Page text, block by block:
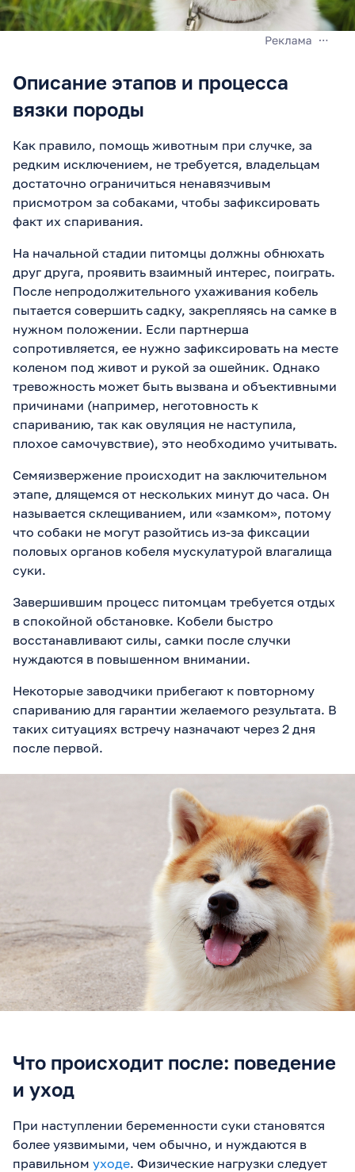
Описание этапов и процесса
вязки породы
Как правило, помощь животным при случке, за
редким исключением, не требуется, владельцам
достаточно ограничиться ненавязчивым
присмотром за собаками, чтобы зафиксировать
факт их спаривания.
На начальной стадии питомцы должны обнюхать
друг друга, проявить взаимный интерес, поиграть.
После непродолжительного ухаживания кобель
пытается совершить садку, закрепляясь на самке в
нужном положении. Если партнерша
сопротивляется, ее нужно зафиксировать на месте
коленом под живот и рукой за ошейник. Однако
тревожность может быть вызвана и объективными
причинами (например, неготовность к
спариванию, так как овуляция не наступила,
плохое самочувствие), это необходимо учитывать.
Семяизвержение происходит на заключительном
этапе, длящемся от нескольких минут до часа. Он
называется склещиванием, или «замком», потому
что собаки не могут разойтись из-за фиксации
половых органов кобеля мускулатурой влагалища
суки.
Завершившим процесс питомцам требуется отдых
в спокойной обстановке. Кобели быстро
восстанавливают силы, самки после случки
нуждаются в повышенном внимании.
Некоторые заводчики прибегают к повторному
спариванию для гарантии желаемого результата. В
таких ситуациях встречу назначают через 2 дня
после первой.
Что происходит после: поведение
и уход
При наступлении беременности суки становятся
более уязвимыми, чем обычно, и нуждаются в
правильном уходе. Физические нагрузки следует